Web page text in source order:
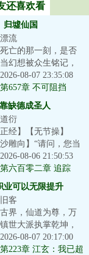
还喜欢看
归墟仙国
流
亡的那一刻，是否
幻想被众生铭记，
真当权贵和平民同
续...
08-07 23:35:08
第657章 不可阻挡
缺德成圣人
衍
经】【无节操】
雕向】“请问，您当
己之力治好云怀仙
仙...
08-06 21:50:53
第六百零二章 追踪
业可以无限提升
客
界，仙道为尊，万
世大派执掌乾坤，
瞰诸天，还有神裔
，...
08-07 20:17:00
第223章 江玄：我已超